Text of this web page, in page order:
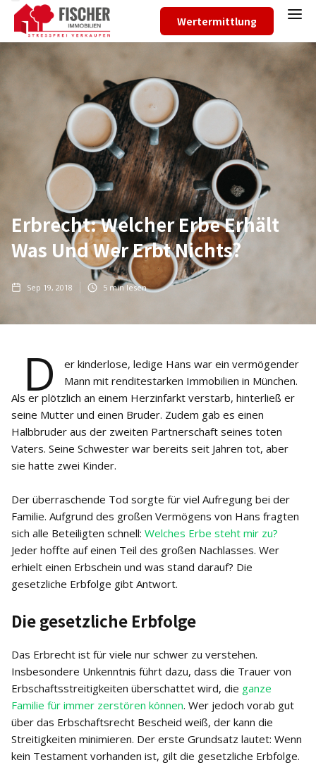
Wertermittlung
Erbrecht: Welcher Erbe Erhält
Was Und Wer Erbt Nichts?
Sep 19, 2018 5 min lesen
D
er kinderlose, ledige Hans war ein vermögender
Mann mit renditestarken Immobilien in München.
Als er plötzlich an einem Herzinfarkt verstarb, hinterließ er
seine Mutter und einen Bruder. Zudem gab es einen
Halbbruder aus der zweiten Partnerschaft seines toten
Vaters. Seine Schwester war bereits seit Jahren tot, aber
sie hatte zwei Kinder.
Der überraschende Tod sorgte für viel Aufregung bei der
Familie. Aufgrund des großen Vermögens von Hans fragten
sich alle Beteiligten schnell: Welches Erbe steht mir zu?
Jeder hoffte auf einen Teil des großen Nachlasses. Wer
erhielt einen Erbschein und was stand darauf? Die
gesetzliche Erbfolge gibt Antwort.
Die gesetzliche Erbfolge
Das Erbrecht ist für viele nur schwer zu verstehen.
Insbesondere Unkenntnis führt dazu, dass die Trauer von
Erbschaftsstreitigkeiten überschattet wird, die ganze
Familie für immer zerstören können. Wer jedoch vorab gut
über das Erbschaftsrecht Bescheid weiß, der kann die
Streitigkeiten minimieren. Der erste Grundsatz lautet: Wenn
kein Testament vorhanden ist, gilt die gesetzliche Erbfolge.